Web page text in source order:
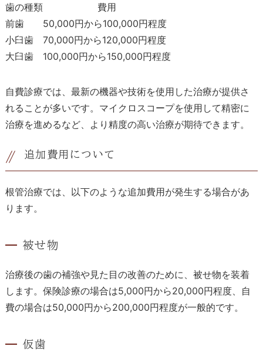
歯の種類
費用
前歯
50,000円から100,000円程度
小臼歯
70,000円から120,000円程度
大臼歯
100,000円から150,000円程度
自費診療では、最新の機器や技術を使用した治療が提供さ
れることが多いです。マイクロスコープを使用して精密に
治療を進めるなど、より精度の高い治療が期待できます。
追加費用について
根管治療では、以下のような追加費用が発生する場合があ
ります。
被せ物
治療後の歯の補強や見た目の改善のために、被せ物を装着
します。保険診療の場合は5,000円から20,000円程度、自
費の場合は50,000円から200,000円程度が一般的です。
仮歯